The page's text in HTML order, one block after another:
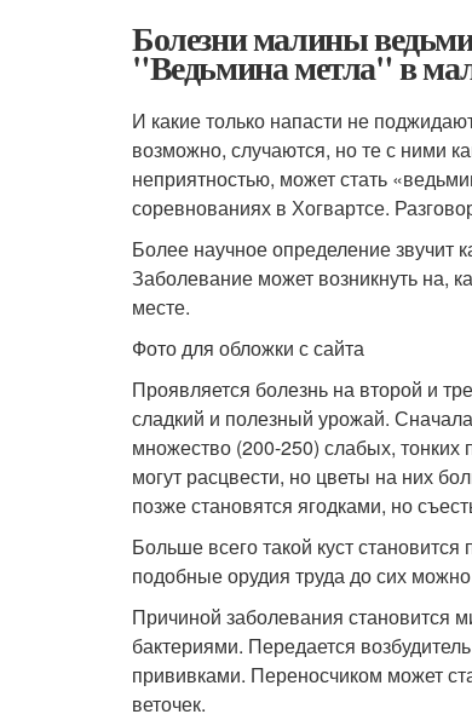
Болезни малины
"Ведьмина метла" в
И какие только напасти не
возможно, случаются, но те с ними
неприятностью, может стать
соревнованиях в Хогвартсе.
Более научное определение звучит
Заболевание может возникнуть на,
месте.
Фото для обложки с сайта
Проявляется болезнь на второй и
сладкий и полезный урожай.
множество (200-250) слабых, тонких
могут расцвести, но цветы на них
позже становятся ягодками, но
Больше всего такой куст
подобные орудия труда до сих
Причиной заболевания становится
бактериями. Передается
прививками. Переносчиком может
веточек.